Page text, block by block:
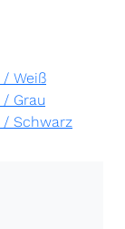
/ Weiß
/ Grau
/ Schwarz